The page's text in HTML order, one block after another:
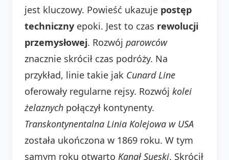
jest kluczowy. Powieść ukazuje postęp
techniczny epoki. Jest to czas rewolucji
przemysłowej. Rozwój parowców
znacznie skrócił czas podróży. Na
przykład, linie takie jak Cunard Line
oferowały regularne rejsy. Rozwój kolei
żelaznych połączył kontynenty.
Transkontynentalna Linia Kolejowa w USA
została ukończona w 1869 roku. W tym
samym roku otwarto Kanał Sueski. Skrócił